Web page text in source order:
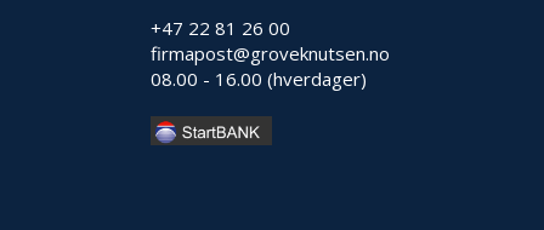
+47 22 81 26 00
firmapost@groveknutsen.no
08.00 - 16.00 (hverdager)